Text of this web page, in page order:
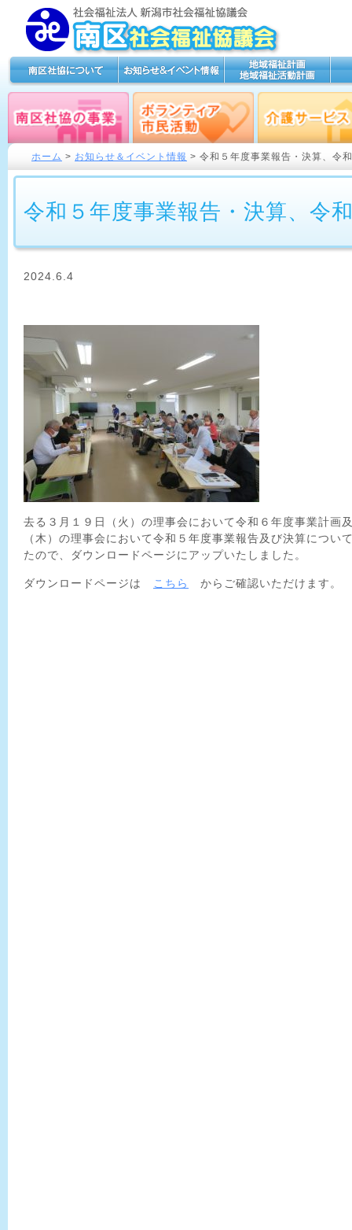
ホーム > お知らせ＆イベント情報 > 令和５年度事業報告・決算、令
令和５年度事業報告・決算、令
2024.6.4
去る３月１９日（火）の理事会において令和６年度事業計画
（木）の理事会において令和５年度事業報告及び決算につい
たので、ダウンロードページにアップいたしました。
ダウンロードページは こちら からご確認いただけます。